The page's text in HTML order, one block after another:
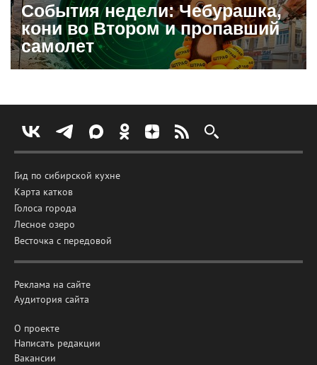
События недели: Чебурашка,
кони во Втором и пропавший
самолет
Гид по сибирской кухне
Карта катков
Голоса города
Лесное озеро
Весточка с передовой
Реклама на сайте
Аудитория сайта
О проекте
Написать редакции
Вакансии